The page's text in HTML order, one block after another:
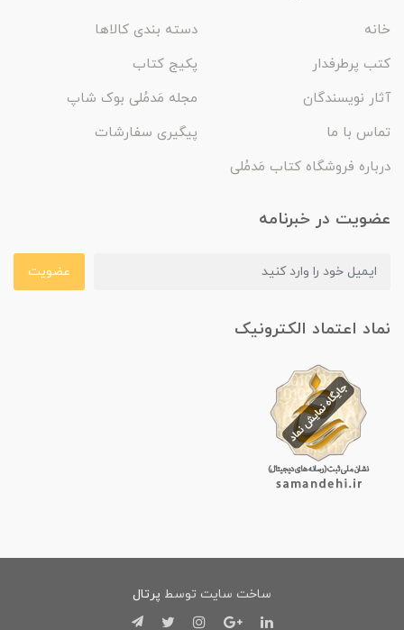
خانه
دسته بندی کالاها
کتب پرطرفدار
پکیج کتاب
آثار نویسندگان
مجله مَدمُلی بوک شاپ
تماس با ما
پیگیری سفارشات
درباره فروشگاه کتاب مَدمُلی
عضویت در خبرنامه
عضویت
نماد اعتماد الکترونیک
ساخت سایت توسط پرتال